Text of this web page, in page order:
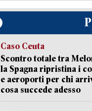
Caso Ceuta
Scontro totale tra
la Spagna ripristina i
e aeroporti per chi
cosa succede adesso